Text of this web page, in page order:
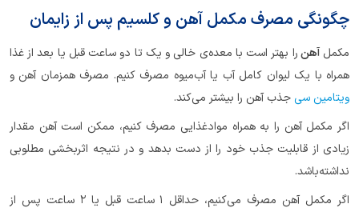
چگونگی مصرف مکمل آهن و کلسیم پس از زایمان
مکملآهنرا بهتر است با معده‌ی خالی و یک تا دو ساعت قبل یا بعد از غذا
همراه با یک لیوان کامل آب یا آب‌میوه مصرف کنیم. مصرف همزمان آهن و
ویتامین سی جذب آهن را بیشتر می‌کند.
اگر مکمل آهن را به همراه موادغذایی مصرف کنیم، ممکن است آهن مقدار
زیادی از قابلیت جذب خود را از دست بدهد و در نتیجه اثربخشی مطلوبی
نداشته‌باشد.
اگر مکمل آهن مصرف می‌کنیم، حداقل ۱ ساعت قبل یا ۲ ساعت پس از